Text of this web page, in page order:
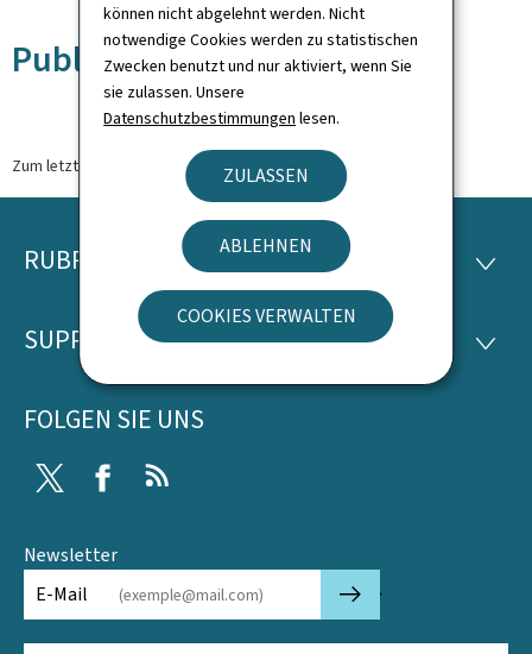
können nicht abgelehnt werden. Nicht
notwendige Cookies werden zu statistischen
Zwecken benutzt und nur aktiviert, wenn Sie
sie zulassen. Unsere
Datenschutzbestimmungen lesen.
ZULASSEN
ABLEHNEN
COOKIES VERWALTEN
Publikationen
Zum letzten Mal aktualisiert am28.08.2024
Footer
RUBRIKEN
SUPPORT
FOLGEN SIE UNS
Twitter Facebook
Newsletter
E-Mail
🡒